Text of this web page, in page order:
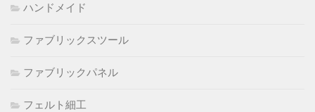
ハンドメイド
ファブリックスツール
ファブリックパネル
フェルト細工